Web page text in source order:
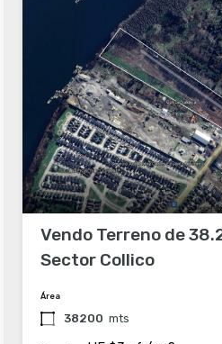
Vendo Terreno de
Sector Collico
Área
38200 mts